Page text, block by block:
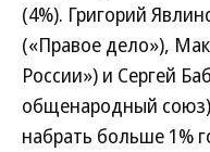
(4%). Григорий
(«Правое дело»),
России») и Сергей
общенародный
набрать больше 1%